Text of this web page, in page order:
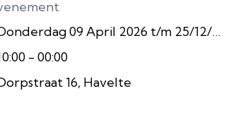
09 April 2026 t/m 25/12/2026
- 00:00
16, Havelte